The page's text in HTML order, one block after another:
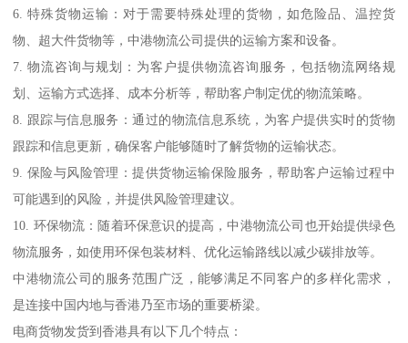
6. 特殊货物运输：对于需要特殊处理的货物，如危险品、温控货
物、超大件货物等，中港物流公司提供的运输方案和设备。
7. 物流咨询与规划：为客户提供物流咨询服务，包括物流网络规
划、运输方式选择、成本分析等，帮助客户制定优的物流策略。
8. 跟踪与信息服务：通过的物流信息系统，为客户提供实时的货物
跟踪和信息更新，确保客户能够随时了解货物的运输状态。
9. 保险与风险管理：提供货物运输保险服务，帮助客户运输过程中
可能遇到的风险，并提供风险管理建议。
10. 环保物流：随着环保意识的提高，中港物流公司也开始提供绿色
物流服务，如使用环保包装材料、优化运输路线以减少碳排放等。
中港物流公司的服务范围广泛，能够满足不同客户的多样化需求，
是连接中国内地与香港乃至市场的重要桥梁。
电商货物发货到香港具有以下几个特点：